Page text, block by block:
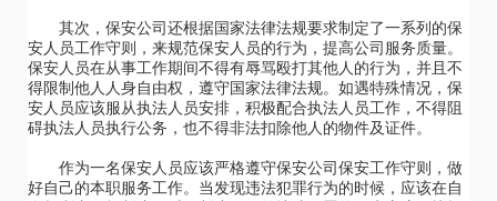
其次，保安公司还根据国家法律法规要求制定了一系列的保
安人员工作守则，来规范保安人员的行为，提高公司服务质量。
保安人员在从事工作期间不得有辱骂殴打其他人的行为，并且不
得限制他人人身自由权，遵守国家法律法规。如遇特殊情况，保
安人员应该服从执法人员安排，积极配合执法人员工作，不得阻
碍执法人员执行公务，也不得非法扣除他人的物件及证件。
作为一名保安人员应该严格遵守保安公司保安工作守则，做
好自己的本职服务工作。当发现违法犯罪行为的时候，应该在自